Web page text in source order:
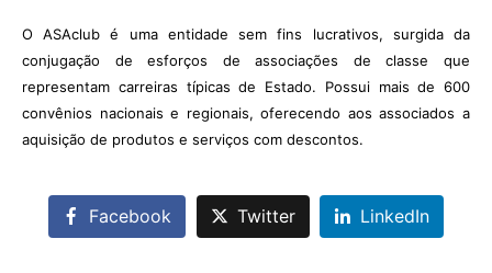
O ASAclub é uma entidade sem fins lucrativos, surgida da
conjugação de esforços de associações de classe que
representam carreiras típicas de Estado. Possui mais de 600
convênios nacionais e regionais, oferecendo aos associados a
aquisição de produtos e serviços com descontos.
Facebook Twitter LinkedIn